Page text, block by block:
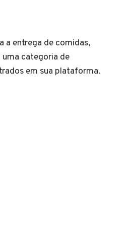
a entrega de comidas,
categoria de
em sua plataforma.